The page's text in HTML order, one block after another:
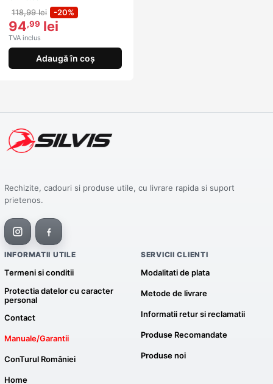
118,99 lei -20%
94,99 lei
TVA inclus
Adaugă în coș
Rechizite, cadouri si produse utile, cu livrare rapida si suport
prietenos.
INFORMATII UTILE
Termeni si conditii
Protectia datelor cu caracter
personal
Contact
Manuale/Garantii
ConTurul României
Home
SERVICII CLIENTI
Modalitati de plata
Metode de livrare
Informatii retur si reclamatii
Produse Recomandate
Produse noi